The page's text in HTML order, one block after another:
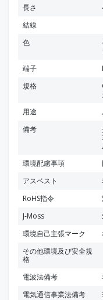
長さ
結線
色
端子
規格
用途
備考
環境配慮事項
アスベスト
RoHS指令
J-Moss
環境自己主張マーク
その他環境及び安全規
格
電波法備考
電気通信事業法備考